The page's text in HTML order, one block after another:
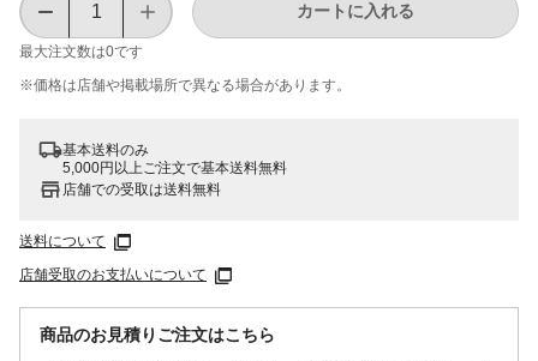
最大注文数は0です
カートに入れる
※価格は​店舗や​掲載場所で​異なる​場合が​あります。
基本送料のみ
5,000円以上ご注文で基本送料無料
店舗での受取は送料無料
送料について
店舗受取のお支払いについて
商品のお見積りご注文はこちら